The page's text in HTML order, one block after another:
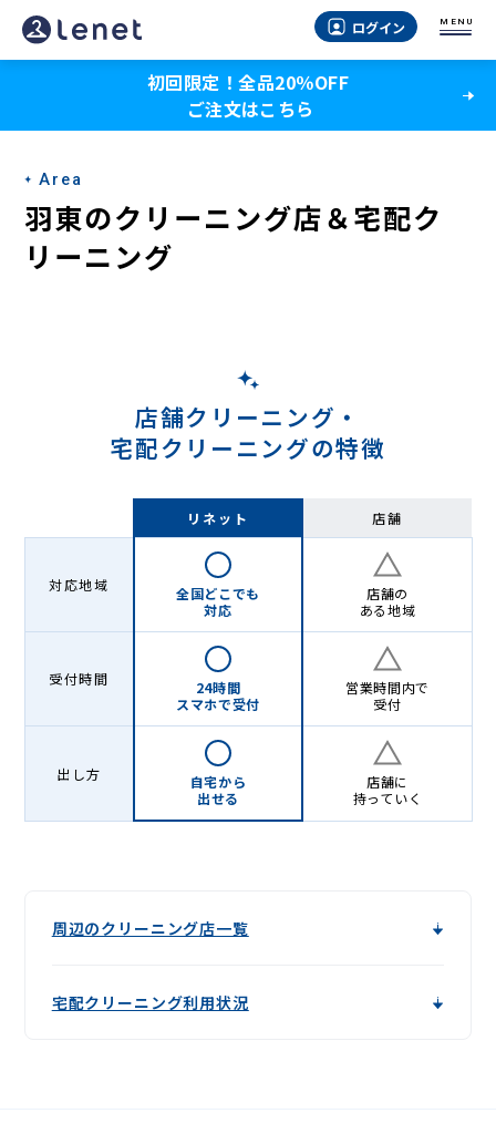
羽
東
宅
配
ク
Lenet〈リ
ネ
ログイン MENU
初回限定！全品20％OFF
ご注文はこちら
Area
羽東のクリーニング店＆宅配ク
リーニング
店舗クリーニング・
宅配クリーニングの特徴
リネット 店舗
対応地域
全国どこでも
対応
店舗の
ある地域
受付時間
24時間
スマホで受付
営業時間内で
受付
出し方
自宅から
出せる
店舗に
持っていく
周辺のクリーニング店一覧
宅配クリーニング利用状況